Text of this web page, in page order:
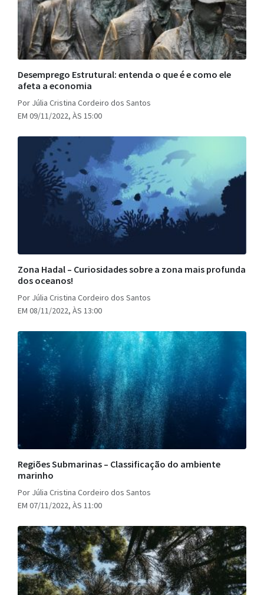
Desemprego Estrutural: entenda o que é e como ele
afeta a economia
Por Júlia Cristina Cordeiro dos Santos
EM 09/11/2022, ÀS 15:00
Zona Hadal – Curiosidades sobre a zona mais profunda
dos oceanos!
Por Júlia Cristina Cordeiro dos Santos
EM 08/11/2022, ÀS 13:00
Regiões Submarinas – Classificação do ambiente
marinho
Por Júlia Cristina Cordeiro dos Santos
EM 07/11/2022, ÀS 11:00